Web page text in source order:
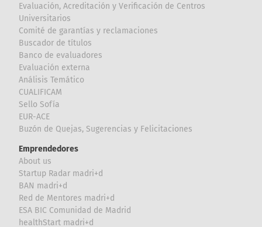
Evaluación, Acreditación y Verificación de Centros
Universitarios
Comité de garantías y reclamaciones
Buscador de títulos
Banco de evaluadores
Evaluación externa
Análisis Temático
CUALIFICAM
Sello Sofía
EUR-ACE
Buzón de Quejas, Sugerencias y Felicitaciones
Emprendedores
About us
Startup Radar madri+d
BAN madri+d
Red de Mentores madri+d
ESA BIC Comunidad de Madrid
healthStart madri+d